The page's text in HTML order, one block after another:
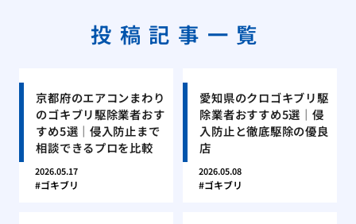
投稿記事一覧
京都府のエアコンまわり
のゴキブリ駆除業者おす
すめ5選｜侵入防止まで
相談できるプロを比較
2026.05.17
ゴキブリ
愛知県のクロゴキブリ駆
除業者おすすめ5選｜侵
入防止と徹底駆除の優良
店
2026.05.08
ゴキブリ